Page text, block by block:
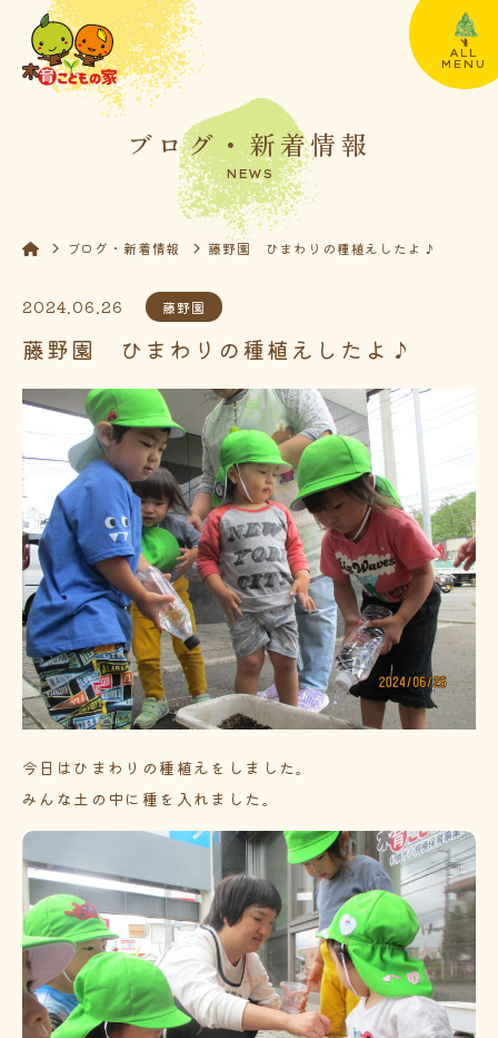
ALL
MENU
ブログ・新着情報
NEWS
ブログ・新着情報 藤野園 ひまわりの種植えしたよ♪
2024.06.26 藤野園
藤野園 ひまわりの種植えしたよ♪
今日はひまわりの種植えをしました。
みんな土の中に種を入れました。